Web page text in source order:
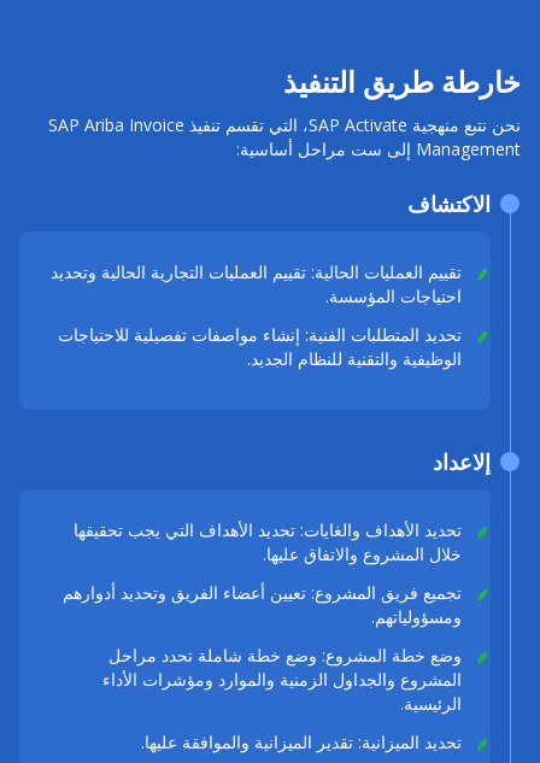
خارطة طريق التنفيذ
نحن نتبع منهجية SAP Activate، التي تقسم تنفيذ SAP Ariba Invoice
Management إلى ست مراحل أساسية:
تقييم العمليات الحالية: تقييم العمليات التجارية الحالية وتحديد
احتياجات المؤسسة.
تحديد المتطلبات الفنية: إنشاء مواصفات تفصيلية للاحتياجات
الوظيفية والتقنية للنظام الجديد.
الاكتشاف
تحديد الأهداف والغايات: تحديد الأهداف التي يجب تحقيقها
خلال المشروع والاتفاق عليها.
تجميع فريق المشروع: تعيين أعضاء الفريق وتحديد أدوارهم
ومسؤولياتهم.
وضع خطة المشروع: وضع خطة شاملة تحدد مراحل
المشروع والجداول الزمنية والموارد ومؤشرات الأداء
الرئيسية.
تحديد الميزانية: تقدير الميزانية والموافقة عليها.
إلاعداد